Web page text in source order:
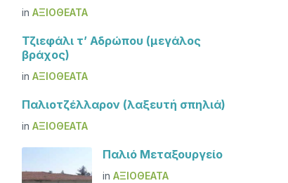
inΑΞΙΟΘΈΑΤΑ
Τζιεφάλι τ’ Αδρώπου (μεγάλος
βράχος)
inΑΞΙΟΘΈΑΤΑ
Παλιοτζέλλαρον (λαξευτή σπηλιά)
inΑΞΙΟΘΈΑΤΑ
Παλιό Μεταξουργείο
inΑΞΙΟΘΈΑΤΑ